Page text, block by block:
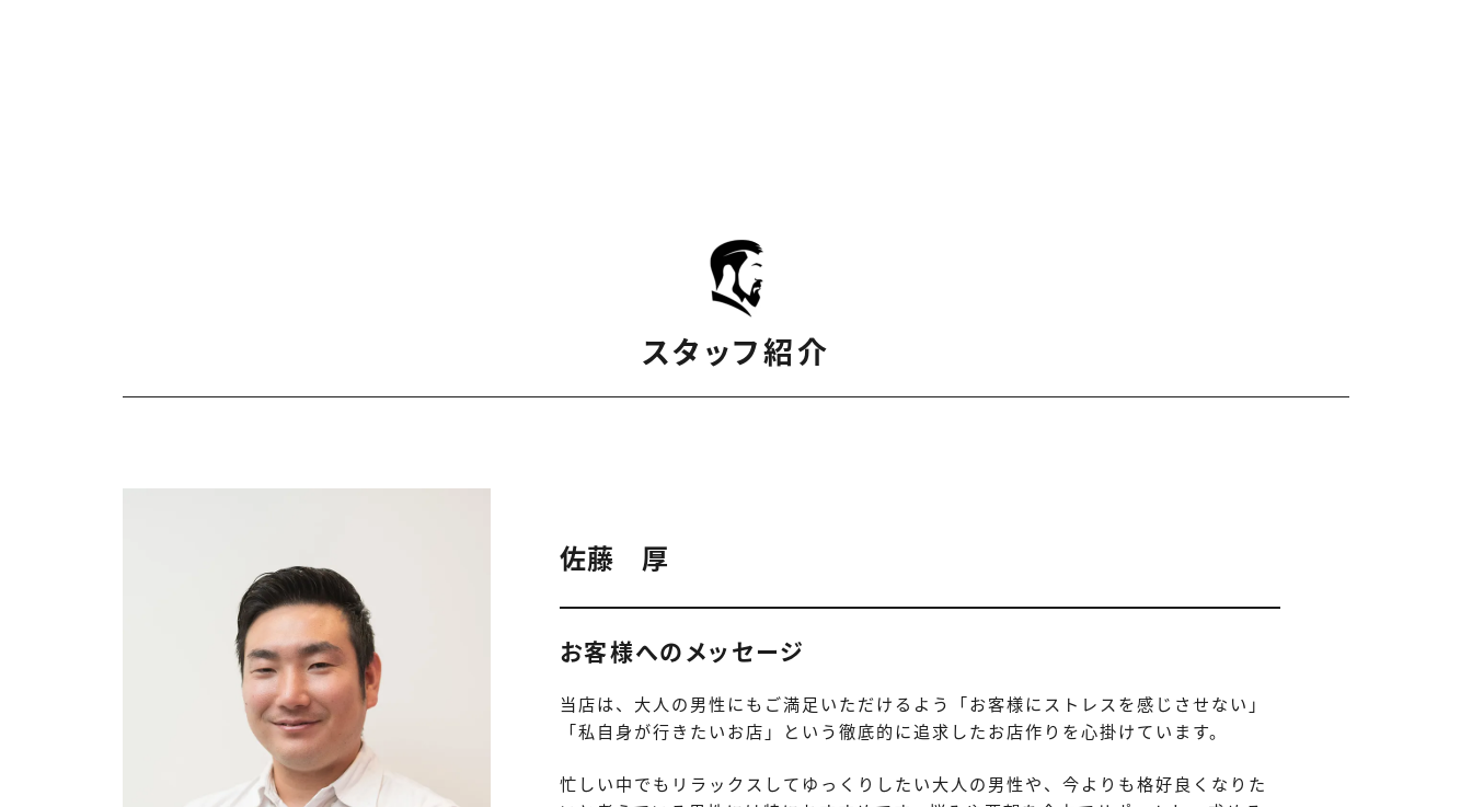
スタッフ紹介
佐藤 厚
お客様へのメッセージ
当店は、大人の男性にもご満足いただけるよう「お客様にストレスを感じさせない」
「私自身が行きたいお店」という徹底的に追求したお店作りを心掛けています。
忙しい中でもリラックスしてゆっくりしたい大人の男性や、今よりも格好良くなりた